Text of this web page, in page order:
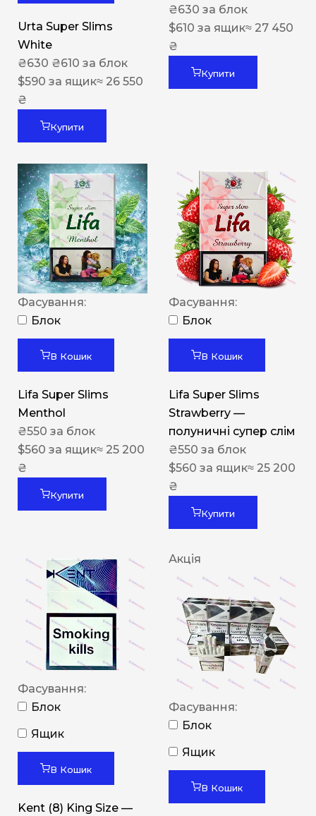
Urta Super Slims
White
₴630 ₴610 за блок
$590 за ящик≈ 26 550
₴
Купити
₴630 за блок
$610 за ящик≈ 27 450
₴
Купити
Фасування:
Блок
В Кошик
Lifa Super Slims
Menthol
₴550 за блок
$560 за ящик≈ 25 200
₴
Купити
Фасування:
Блок
В Кошик
Lifa Super Slims
Strawberry —
полуничні супер слім
₴550 за блок
$560 за ящик≈ 25 200
₴
Купити
Фасування:
Блок
Ящик
В Кошик
Kent (8) King Size —
Акція
Фасування:
Блок
Ящик
В Кошик